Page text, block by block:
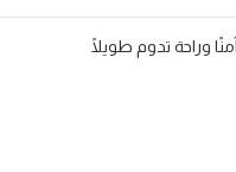
وراحة تدوم طويلًا